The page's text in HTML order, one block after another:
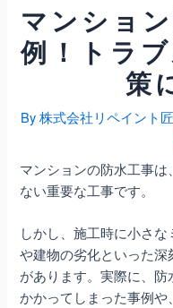
マンショ
例！トラ
策
By株式会社リペイント
マンションの防水工事
ない重要な工事です。
しかし、施工時に小さ
や建物の劣化といった
があります。実際に、
かかってしまった事例